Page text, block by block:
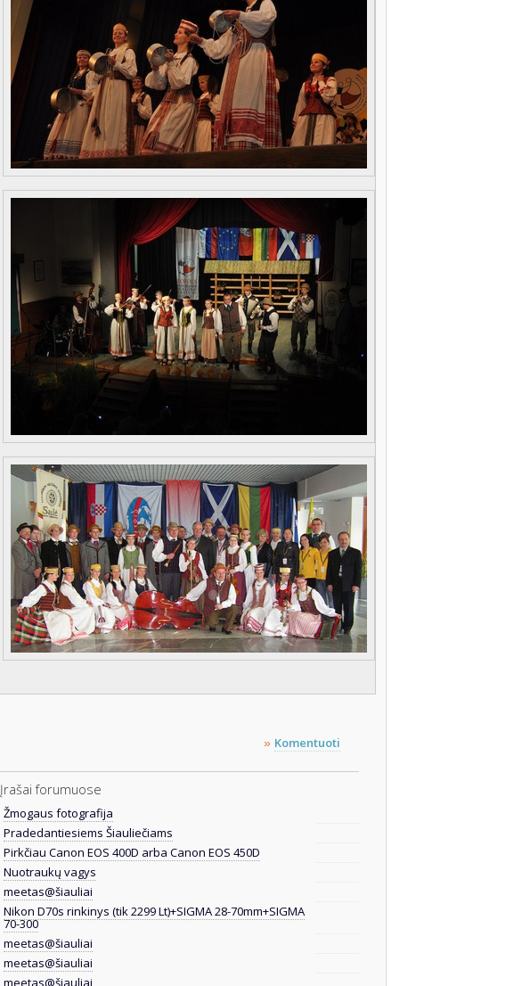
» Komentuoti
Įrašai forumuose
Žmogaus fotografija
Pradedantiesiems Šiauliečiams
Pirkčiau Canon EOS 400D arba Canon EOS 450D
Nuotraukų vagys
meetas@šiauliai
Nikon D70s rinkinys (tik 2299 Lt)+SIGMA 28-70mm+SIGMA
70-300
meetas@šiauliai
meetas@šiauliai
meetas@šiauliai